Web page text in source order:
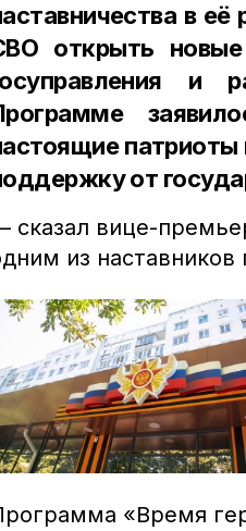
в
открыть
и
от
сказал вице-
из
«Время